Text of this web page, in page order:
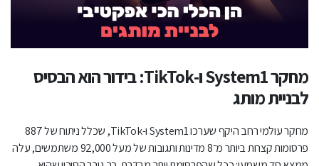
למה מותגים קטנים צריכים לעבוד חכם יותר ואיך בידור עוזר להם
איך שומרים על פרסומת מעניינת גם אחרי החשיפה השלישית?
איך מתרגמים את זה לתוכנית עבודה בפועל?
מחקר System1 ו-TikTok: בידור הוא הבסיס
לבניית מותג
מחקר עולמי רחב היקף שערכו System1 ו-TikTok, שכלל ניתוח של 887
פרסומות קצרות ביותר מ־8 מדינות ותגובות של מעל 92,000 משתמשים, עלה